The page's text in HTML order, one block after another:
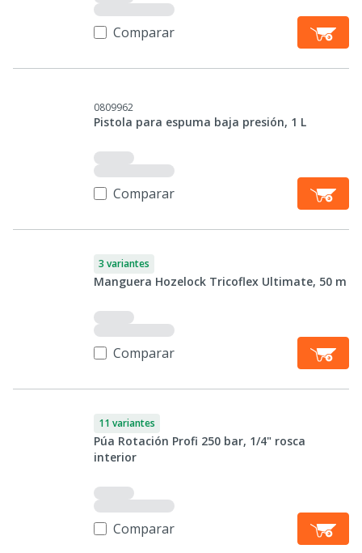
Comparar
0809962
Pistola para espuma baja presión, 1 L
Comparar
3 variantes
Manguera Hozelock Tricoflex Ultimate, 50 m
Comparar
11 variantes
Púa Rotación Profi 250 bar, 1/4" rosca
interior
Comparar